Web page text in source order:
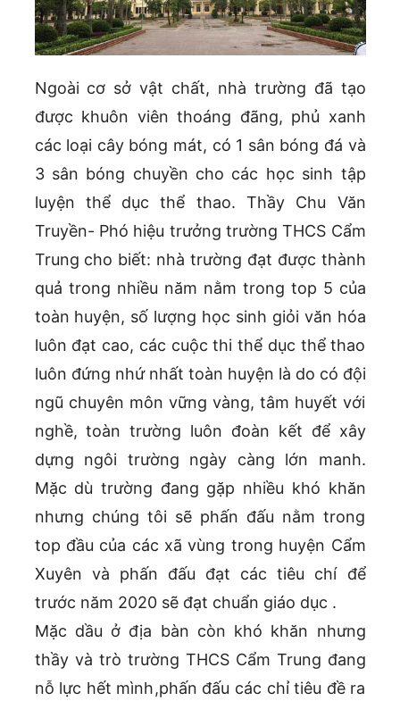
Ngoài cơ sở vật chất, nhà trường đã tạo
được khuôn viên thoáng đãng, phủ xanh
các loại cây bóng mát, có 1 sân bóng đá và
3 sân bóng chuyền cho các học sinh tập
luyện thể dục thể thao. Thầy Chu Văn
Truyền- Phó hiệu trưởng trường THCS Cẩm
Trung cho biết: nhà trường đạt được thành
quả trong nhiều năm nằm trong top 5 của
toàn huyện, số lượng học sinh giỏi văn hóa
luôn đạt cao, các cuộc thi thể dục thể thao
luôn đứng nhứ nhất toàn huyện là do có đội
ngũ chuyên môn vững vàng, tâm huyết với
nghề, toàn trường luôn đoàn kết để xây
dựng ngôi trường ngày càng lớn manh.
Mặc dù trường đang gặp nhiều khó khăn
nhưng chúng tôi sẽ phấn đấu nằm trong
top đầu của các xã vùng trong huyện Cẩm
Xuyên và phấn đấu đạt các tiêu chí để
trước năm 2020 sẽ đạt chuẩn giáo dục .
Mặc dầu ở địa bàn còn khó khăn nhưng
thầy và trò trường THCS Cẩm Trung đang
nỗ lực hết mình,phấn đấu các chỉ tiêu đề ra